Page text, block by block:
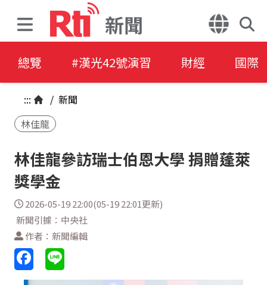
新聞
總覽 #漢光42號演習 財經 國際
::: / 新聞
林佳龍
林佳龍參訪瑞士伯恩大學 捐贈蓬萊
獎學金
2026-05-19 22:00(05-19 22:01更新)
新聞引據：中央社
作者：新聞編輯